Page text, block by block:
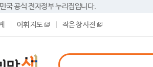
국 공식 전자정부 누리집입니다.
어휘 지도 작은 창 사전